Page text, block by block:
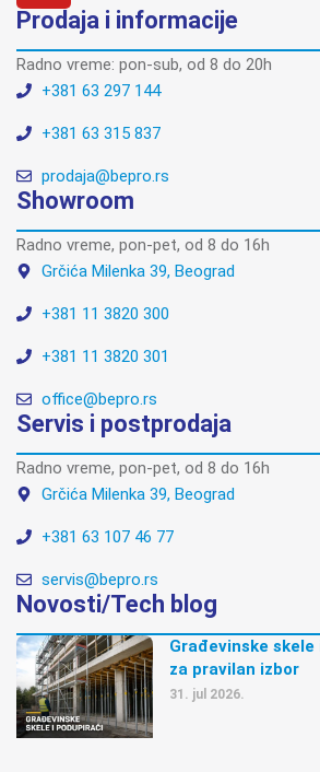
Prodaja i informacije
Radno vreme: pon-sub, od 8 do 20h
+381 63 297 144
+381 63 315 837
prodaja@bepro.rs
Showroom
Radno vreme, pon-pet, od 8 do 16h
Grčića Milenka 39, Beograd
+381 11 3820 300
+381 11 3820 301
office@bepro.rs
Servis i postprodaja
Radno vreme, pon-pet, od 8 do 16h
Grčića Milenka 39, Beograd
+381 63 107 46 77
servis@bepro.rs
Novosti/Tech blog
Građevinske
za pravilan izbor
31. jul 2026.